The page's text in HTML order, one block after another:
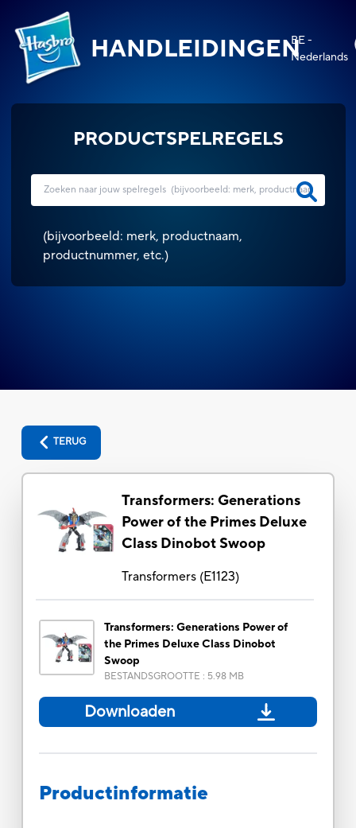
HANDLEIDINGENBE -
Nederlands
PRODUCTSPELREGELS
(bijvoorbeeld: merk, productnaam,
productnummer, etc.)
TERUG
Transformers: Generations
Power of the Primes Deluxe
Class Dinobot Swoop
Transformers(E1123)
Transformers: Generations Power of
the Primes Deluxe Class Dinobot
Swoop
BESTANDSGROOTTE : 5.98 MB
Downloaden
Productinformatie